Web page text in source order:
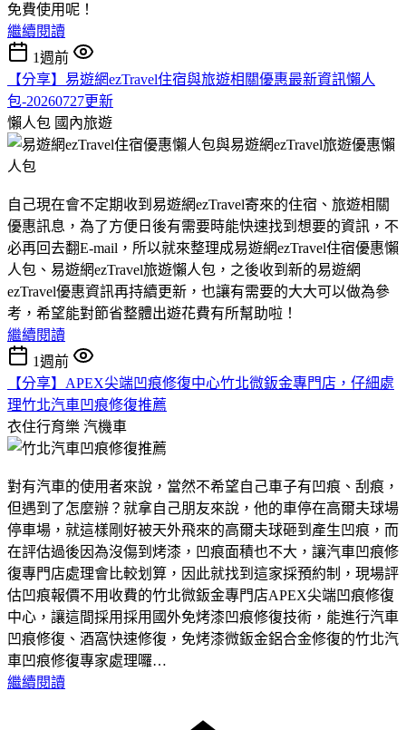
免費使用呢！
繼續閱讀
1週前
【分享】易遊網ezTravel住宿與旅遊相關優惠最新資訊懶人
包-20260727更新
懶人包 國內旅遊
自己現在會不定期收到易遊網ezTravel寄來的住宿、旅遊相關
優惠訊息，為了方便日後有需要時能快速找到想要的資訊，不
必再回去翻E-mail，所以就來整理成易遊網ezTravel住宿優惠懶
人包、易遊網ezTravel旅遊懶人包，之後收到新的易遊網
ezTravel優惠資訊再持續更新，也讓有需要的大大可以做為參
考，希望能對節省整體出遊花費有所幫助啦！
繼續閱讀
1週前
【分享】APEX尖端凹痕修復中心竹北微鈑金專門店，仔細處
理竹北汽車凹痕修復推薦
衣住行育樂 汽機車
對有汽車的使用者來說，當然不希望自己車子有凹痕、刮痕，
但遇到了怎麼辦？就拿自己朋友來說，他的車停在高爾夫球場
停車場，就這樣剛好被天外飛來的高爾夫球砸到產生凹痕，而
在評估過後因為沒傷到烤漆，凹痕面積也不大，讓汽車凹痕修
復專門店處理會比較划算，因此就找到這家採預約制，現場評
估凹痕報價不用收費的竹北微鈑金專門店APEX尖端凹痕修復
中心，讓這間採用採用國外免烤漆凹痕修復技術，能進行汽車
凹痕修復、酒窩快速修復，免烤漆微鈑金鋁合金修復的竹北汽
車凹痕修復專家處理囉…
繼續閱讀